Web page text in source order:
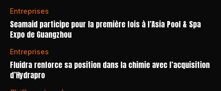
Entreprises
Seamaid participe pour la première fois à l’Asia Pool & Spa
Expo de Guangzhou
Entreprises
Fluidra renforce sa position dans la chimie avec l’acquisition
d’Hydrapro